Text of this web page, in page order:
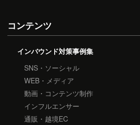
コンテンツ
インバウンド対策事例集
SNS・ソーシャル
WEB・メディア
動画・コンテンツ制作
インフルエンサー
通販・越境EC